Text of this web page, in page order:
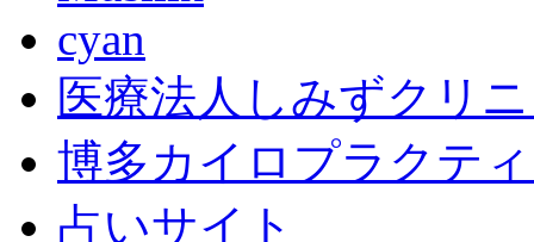
cyan
医療法人しみずクリ
博多カイロプラクテ
占いサイト